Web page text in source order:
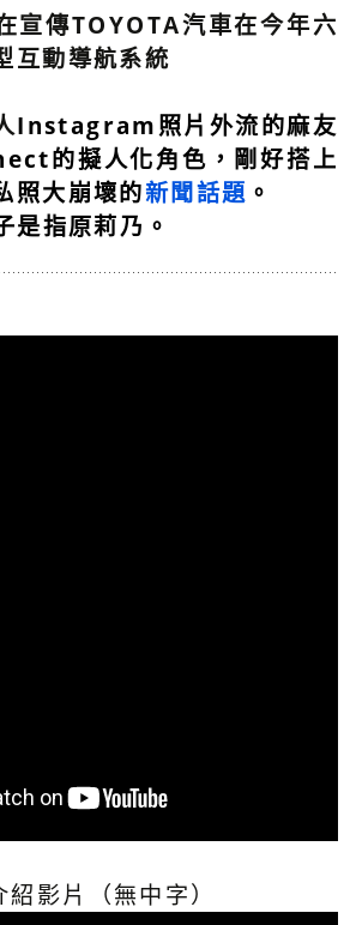
宣傳TOYOTA汽車在今年六
互動導航系統
Instagram照片外流的麻友
的擬人化角色，剛好搭上
照大崩壞的新聞話題 。
是指原莉乃。
影片（無中字）